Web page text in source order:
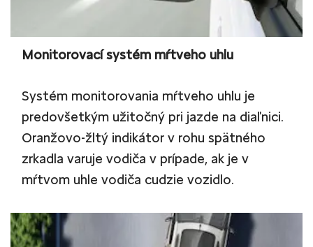
Monitorovací systém mŕtveho uhlu
Systém monitorovania mŕtveho uhlu je
predovšetkým užitočný pri jazde na diaľnici.
Oranžovo-žltý indikátor v rohu spätného
zrkadla varuje vodiča v prípade, ak je v
mŕtvom uhle vodiča cudzie vozidlo.